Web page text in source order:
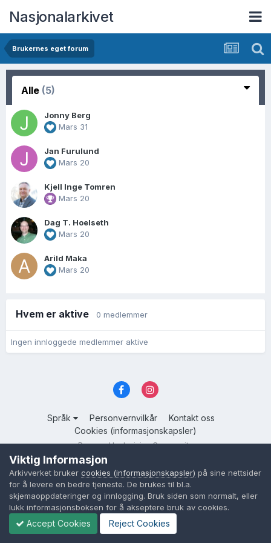
Nasjonalarkivet
Brukernes eget forum
Alle (5)
Jonny Berg
Mars 31
Jan Furulund
Mars 20
Kjell Inge Tomren
Mars 20
Dag T. Hoelseth
Mars 20
Arild Maka
Mars 20
Hvem er aktive 0 medlemmer
Ingen innloggede medlemmer aktive
Språk Personvernvilkår
Kontakt oss
Cookies (informasjonskapsler)
Powered by Invision Community
Viktig Informasjon
Arkivverket bruker cookies (informasjonskapsler) på sine nettsider
for å levere en bedre tjeneste. De brukes til bl.a.
skjemaoppdateringer og innlogging. Bruk siden som normalt, eller
lukk informasjonsboksen for å akseptere bruk av cookies.
Accept Cookies Reject Cookies